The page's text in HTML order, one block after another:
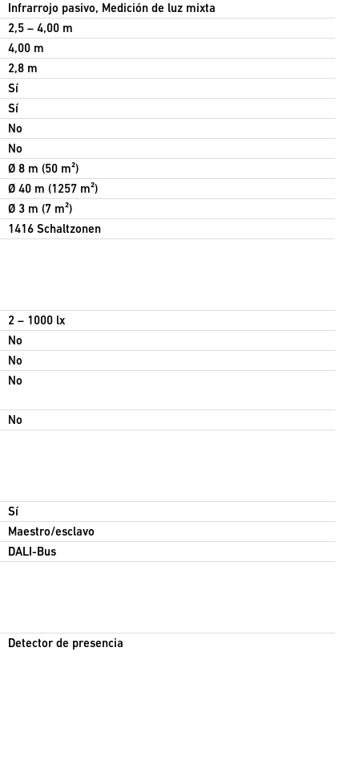
Infrarrojo pasivo, Medición de luz mixta
2,5 – 4,00 m
4,00 m
2,8 m
Sí
Sí
No
No
Ø 8 m (50 m²)
Ø 40 m (1257 m²)
Ø 3 m (7 m²)
1416 Schaltzonen
2 – 1000 lx
No
No
No
No
Sí
Maestro/esclavo
DALI-Bus
Detector de presencia